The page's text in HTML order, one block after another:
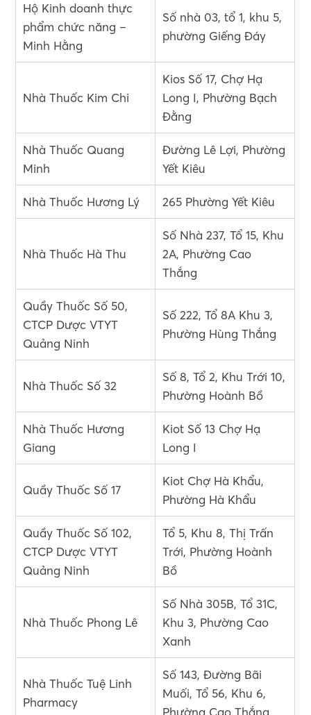
Hộ Kinh doanh thực
phẩm chức năng –
Minh Hằng
Số nhà 03, tổ 1, khu 5,
phường Giếng Đáy
Nhà Thuốc Kim Chi
Kios Số 17, Chợ Hạ
Long I, Phường Bạch
Đằng
Nhà Thuốc Quang
Minh
Đường Lê Lợi, Phường
Yết Kiêu
Nhà Thuốc Hương Lý 265 Phường Yết Kiêu
Nhà Thuốc Hà Thu
Số Nhà 237, Tổ 15, Khu
2A, Phường Cao
Thắng
Quầy Thuốc Số 50,
CTCP Dược VTYT
Quảng Ninh
Số 222, Tổ 8A Khu 3,
Phường Hùng Thắng
Nhà Thuốc Số 32
Số 8, Tổ 2, Khu Trới 10,
Phường Hoành Bồ
Nhà Thuốc Hương
Giang
Kiot Số 13 Chợ Hạ
Long I
Quầy Thuốc Số 17
Kiot Chợ Hà Khẩu,
Phường Hà Khẩu
Quầy Thuốc Số 102,
CTCP Dược VTYT
Quảng Ninh
Tổ 5, Khu 8, Thị Trấn
Trới, Phường Hoành
Bồ
Nhà Thuốc Phong Lê
Số Nhà 305B, Tổ 31C,
Khu 3, Phường Cao
Xanh
Nhà Thuốc Tuệ Linh
Pharmacy
Số 143, Đường Bãi
Muối, Tổ 56, Khu 6,
Phường Cao Thắng